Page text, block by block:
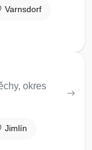
Varnsdorf
okres
Jimlín